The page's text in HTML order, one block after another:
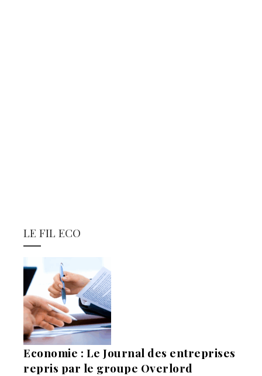
LE FIL ECO
Economie : Le Journal des entreprises
repris par le groupe Overlord